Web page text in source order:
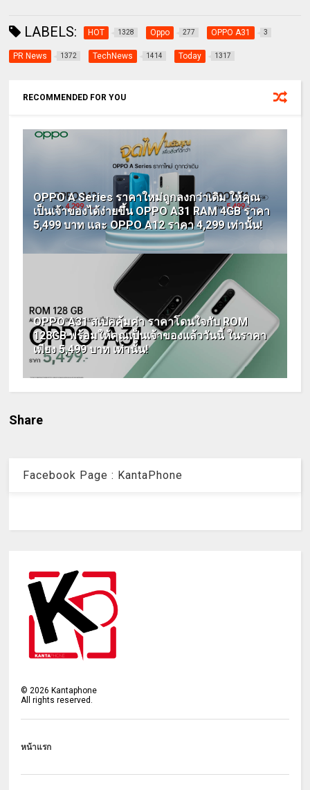
LABELS: HOT 1328 Oppo 277 OPPO A31 3
PR News 1372 TechNews 1414 Today 1317
RECOMMENDED FOR YOU
OPPO A Series ราคาใหม่ถูกลงกว่าเดิม ให้คุณ
เป็นเจ้าของได้ง่ายขึ้น OPPO A31 RAM 4GB ราคา
5,499 บาท และ OPPO A12 ราคา 4,299 เท่านั้น!
OPPO A31 สเปคคุ้มค่า ราคาโดนใจกับ ROM
128GB พร้อมให้คุณเป็นเจ้าของแล้ววันนี้ ในราคา
เพียง 5,499 บาท เท่านั้น!
Share
Facebook Page : KantaPhone
© 2026 Kantaphone
All rights reserved.
หน้าแรก